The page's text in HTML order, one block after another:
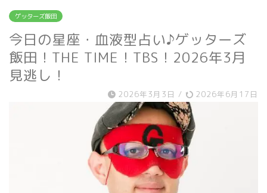
ゲッターズ飯田
今日の星座・血液型占い♪ゲッターズ
飯田！THE TIME！TBS！2026年3月
見逃し！
2026年3月3日 / 2026年6月17日